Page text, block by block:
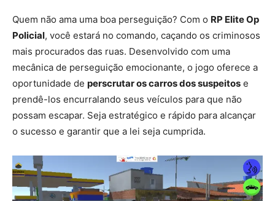
Quem não ama uma boa perseguição? Com o RP Elite Op
Policial, você estará no comando, caçando os criminosos
mais procurados das ruas. Desenvolvido com uma
mecânica de perseguição emocionante, o jogo oferece a
oportunidade de perscrutar os carros dos suspeitos e
prendê-los encurralando seus veículos para que não
possam escapar. Seja estratégico e rápido para alcançar
o sucesso e garantir que a lei seja cumprida.